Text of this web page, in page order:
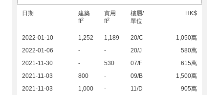
日期
建築
ft2
實用
ft2
樓層/
單位
HK$
2022-01-10 1,252 1,189 20/C
1,050萬
2022-01-06
- - 20/J
580萬
2021-11-30
- 530 07/F
615萬
2021-11-03
800 - 09/B
1,500萬
2021-11-03
1,000 - 11/D
905萬